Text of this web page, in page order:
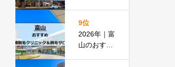
脱毛＆脱毛
サロン全15
選
9位
2026年｜富
山のおすす